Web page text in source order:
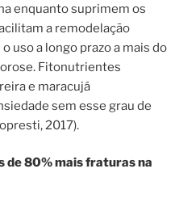
enquanto suprimem os
a remodelação
uso a longo prazo a mais do
Fitonutrientes
e maracujá
sem esse grau de
2017).
de 80% mais fraturas na